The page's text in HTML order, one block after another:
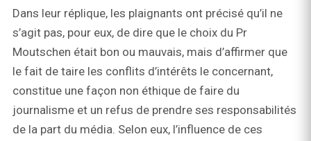
Dans leur réplique, les plaignants ont précisé qu’il ne
s’agit pas, pour eux, de dire que le choix du Pr
Moutschen était bon ou mauvais, mais d’affirmer que
le fait de taire les conflits d’intérêts le concernant,
constitue une façon non éthique de faire du
journalisme et un refus de prendre ses responsabilités
de la part du média. Selon eux, l’influence de ces